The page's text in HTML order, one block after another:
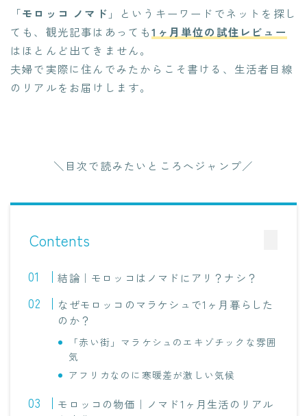
「モロッコ ノマド 」というキーワードでネットを探し
ても、観光記事はあっても1ヶ月単位の試住レビュー
はほとんど出てきません。
夫婦で実際に住んでみたからこそ書ける、生活者目線
のリアルをお届けします。
＼目次で読みたいところへジャンプ／
Contents
結論｜モロッコはノマドにアリ？ナシ？
なぜモロッコのマラケシュで1ヶ月暮らした
のか？
「赤い街」マラケシュのエキゾチックな雰囲
気
アフリカなのに寒暖差が激しい気候
モロッコの物価｜ノマド1ヶ月生活のリアル